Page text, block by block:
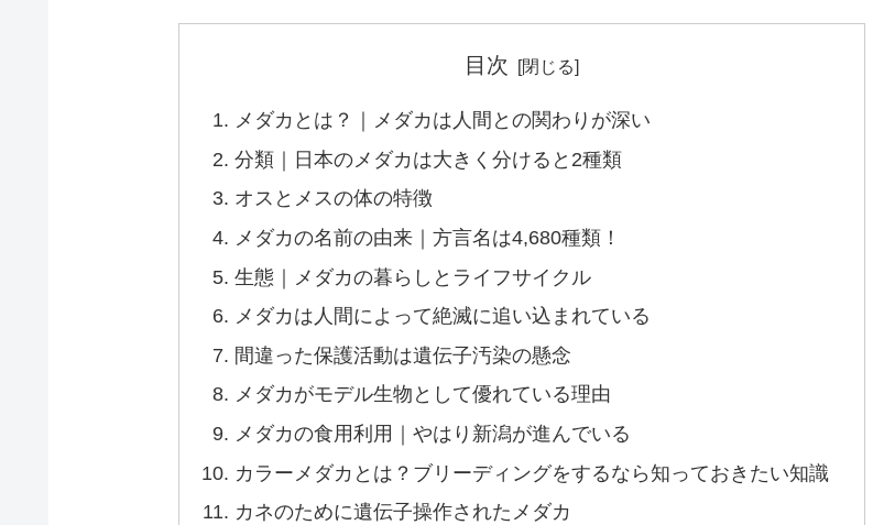
目次
メダカとは？｜メダカは人間との関わりが深い
分類｜日本のメダカは大きく分けると2種類
オスとメスの体の特徴
メダカの名前の由来｜方言名は4,680種類！
生態｜メダカの暮らしとライフサイクル
メダカは人間によって絶滅に追い込まれている
間違った保護活動は遺伝子汚染の懸念
メダカがモデル生物として優れている理由
メダカの食用利用｜やはり新潟が進んでいる
カラーメダカとは？ブリーディングをするなら知っておきたい知識
カネのために遺伝子操作されたメダカ